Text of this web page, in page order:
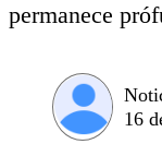
permanece
16